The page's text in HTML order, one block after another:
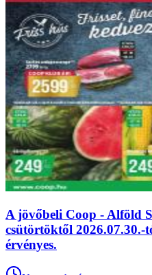
A jövőbeli Coop - Alföld
csütörtöktől 2026.07.30.-
érvényes.